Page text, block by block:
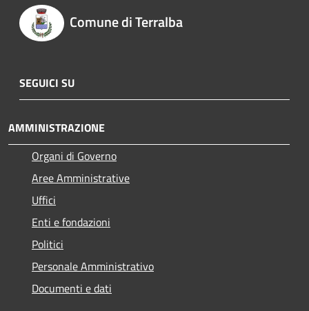
Comune di Terralba
SEGUICI SU
AMMINISTRAZIONE
Organi di Governo
Aree Amministrative
Uffici
Enti e fondazioni
Politici
Personale Amministrativo
Documenti e dati